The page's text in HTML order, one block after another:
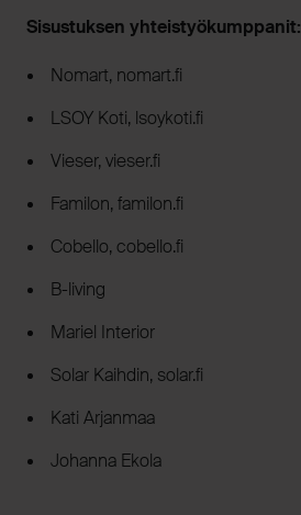
Sisustuksen yhteistyökumppanit:
Nomart, nomart.fi
LSOY Koti, lsoykoti.fi
Vieser, vieser.fi
Familon, familon.fi
Cobello, cobello.fi
B-living
Mariel Interior
Solar Kaihdin, solar.fi
Kati Arjanmaa
Johanna Ekola